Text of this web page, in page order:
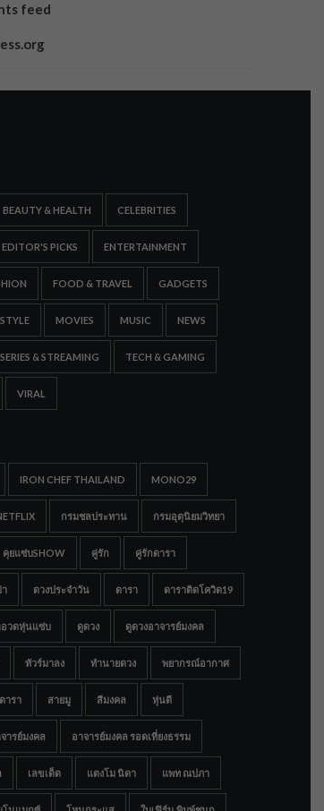
feed
BEAUTY & HEALTH CELEBRITIES
EDITOR'S PICKS ENTERTAINMENT
FOOD & TRAVEL GADGETS
MOVIES MUSIC NEWS
SERIES & STREAMING TECH & GAMING
VIRAL
IRON CHEF THAILAND MONO29
กรมชลประทาน กรมอุตุนิยมวิทยา
คุยแซ่บSHOW คู่รัก คู่รักดารา
า ดวงประจำวัน ดารา ดาราติดโควิด19
อวดหุ่นแซ่บ ดูดวง ดูดวงอาจารย์มงคล
ทัวร์มาลง ทำนายดวง พยากรณ์อากาศ
ารา สายมู สีมงคล หุ่นดี
ารย์มงคล อาจารย์มงคล รอดเที่ยงธรรม
เลขเด็ด แตงโม นิดา แพท ณปภา